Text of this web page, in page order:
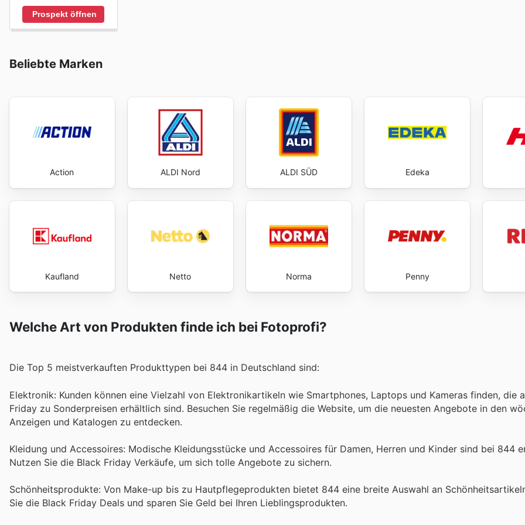
Prospekt öffnen
Beliebte Marken
Action ALDI Nord ALDI SÜD Edeka
Kaufland Netto Norma Penny
Welche Art von Produkten finde ich bei Fotoprofi?
Die Top 5 meistverkauften Produkttypen bei 844 in Deutschland sind:
Elektronik: Kunden können eine Vielzahl von Elektronikartikeln wie Smartphones, Laptops und Kameras finden, die
Friday zu Sonderpreisen erhältlich sind. Besuchen Sie regelmäßig die Website, um die neuesten Angebote in den
Anzeigen und Katalogen zu entdecken.
Kleidung und Accessoires: Modische Kleidungsstücke und Accessoires für Damen, Herren und Kinder sind bei 844
Nutzen Sie die Black Friday Verkäufe, um sich tolle Angebote zu sichern.
Schönheitsprodukte: Von Make-up bis zu Hautpflegeprodukten bietet 844 eine breite Auswahl an
Sie die Black Friday Deals und sparen Sie Geld bei Ihren Lieblingsprodukten.